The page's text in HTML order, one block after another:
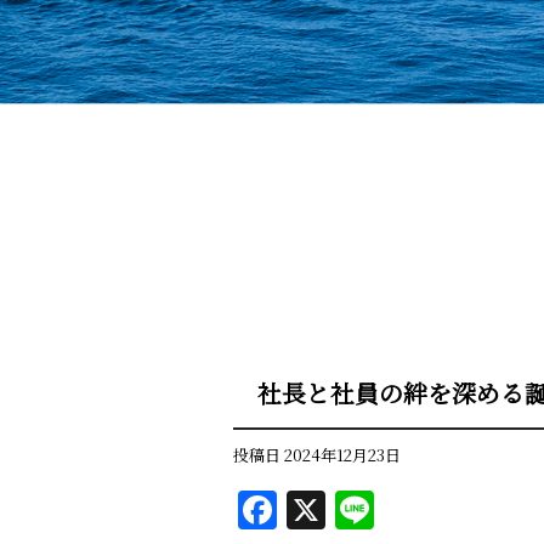
社長と社員の絆を深める
投稿日 2024年12月23日
F X